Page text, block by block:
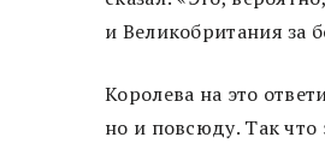
и Великобритания за
Королева на это
но и повсюду. Так что